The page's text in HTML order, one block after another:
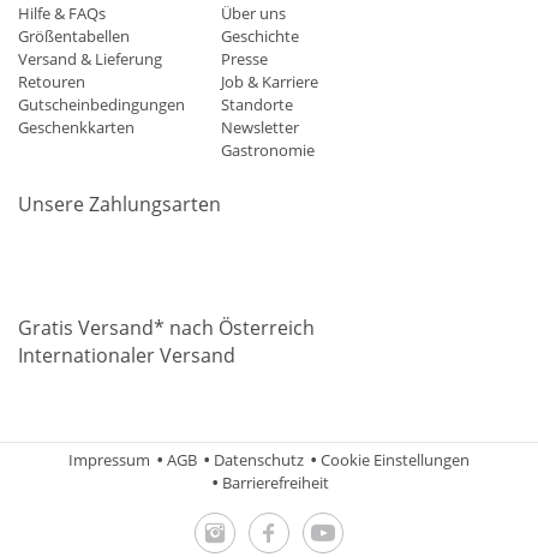
Hilfe & FAQs
Größentabellen
Versand & Lieferung
Retouren
Gutscheinbedingungen
Geschenkkarten
Über uns
Geschichte
Presse
Job & Karriere
Standorte
Newsletter
Gastronomie
Unsere Zahlungsarten
Gratis Versand* nach Österreich
Internationaler Versand
Impressum AGB Datenschutz
Cookie Einstellungen
Barrierefreiheit